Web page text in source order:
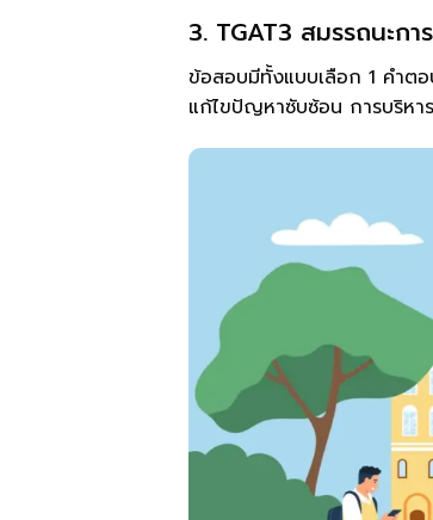
3. TGAT3 สมรรถนะกา
ข้อสอบมีทั้งแบบเลือก 1 คำต
แก้ไขปัญหาซับซ้อน การบริห